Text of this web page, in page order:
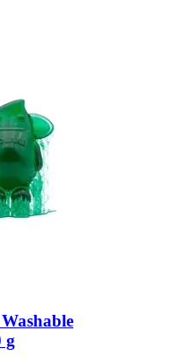
g